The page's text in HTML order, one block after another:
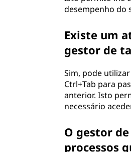
desempenho do
Existe um
gestor de
Sim, pode
Ctrl+Tab para
anterior. Isto
necessário
O gestor
processos